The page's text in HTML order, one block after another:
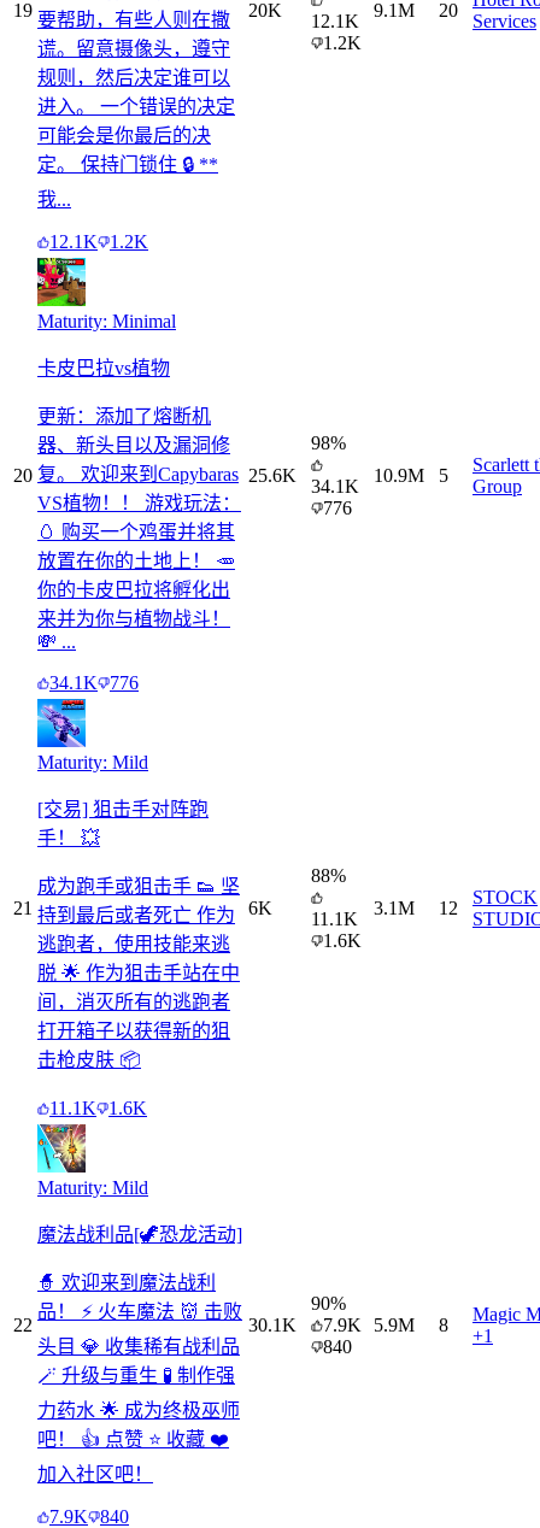
19 要帮助，有些人则在撒
谎。留意摄像头，遵守
规则，然后决定谁可以
进入。 一个错误的决定
可能会是你最后的决
定。 保持门锁住 🔒 **
我...
12.1K 1.2K
20K
12.1K
1.2K
9.1M 20
Services
20
Maturity: Minimal
卡皮巴拉vs植物
更新：添加了熔断机
器、新头目以及漏洞修
复。 欢迎来到Capybaras
VS植物！！ 游戏玩法：
🥚 购买一个鸡蛋并将其
放置在你的土地上！ 🥕
你的卡皮巴拉将孵化出
来并为你与植物战斗！
💸 ...
34.1K
776
25.6K
98%
34.1K
776
10.9M 5
Scarlett
Group
21
Maturity: Mild
[交易] 狙击手对阵跑
手！ 💥
成为跑手或狙击手 👟 坚
持到最后或者死亡 作为
逃跑者，使用技能来逃
脱 🌟 作为狙击手站在中
间，消灭所有的逃跑者
打开箱子以获得新的狙
击枪皮肤 📦
11.1K 1.6K
6K
88%
11.1K
1.6K
3.1M 12
STOCK
22
Maturity: Mild
魔法战利品[🦖恐龙活动]
🧙 欢迎来到魔法战利
品！ ⚡ 火车魔法 👹 击败
头目 💎 收集稀有战利品
🪄 升级与重生 🧪 制作强
力药水 🌟 成为终极巫师
吧！ 👍 点赞 ⭐ 收藏 ❤️
加入社区吧！
7.9K 840
30.1K
90%
7.9K
840
5.9M 8
Magic
+1